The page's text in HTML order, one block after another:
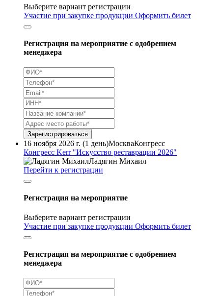
Выберите вариант регистрации
Участие при закупке продукции Оформить билет
Регистрация на мероприятие с одобрением
менеджера
Зарегистрироваться
16 ноября 2026 г. (1 день)МоскваКонгресс
Конгресс Kerr "Искусство реставрации 2026"
Ладягин Михаил
Перейти к регистрации
Регистрация на мероприятие
Выберите вариант регистрации
Участие при закупке продукции Оформить билет
Регистрация на мероприятие с одобрением
менеджера